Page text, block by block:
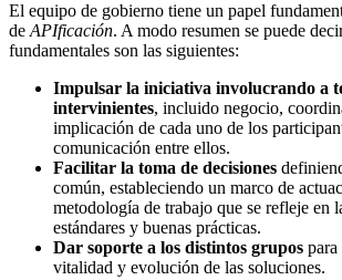
El equipo de gobierno tiene un papel
de APIficación. A modo resumen se puede
fundamentales son las siguientes:
Impulsar la iniciativa involucrando a
intervinientes, incluido negocio,
implicación de cada uno de los
comunicación entre ellos.
Facilitar la toma de decisiones
común, estableciendo un marco de
metodología de trabajo que se refleje en
estándares y buenas prácticas.
Dar soporte a los distintos grupos para
vitalidad y evolución de las soluciones.